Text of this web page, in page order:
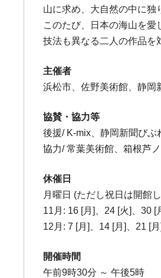
山に求め、大自然の中に独
このたび、日本の海山を
技法も異なる二人の作品を
主催者
浜松市、佐野美術館、静岡
協賛・協力等
後援/ K-mix、静岡新聞びぶ
協力/ 常葉美術館、箱根芦
休催日
月曜日 (ただし祝日は開館
11月: 16 [月]、24 [火]、30 [
12月: 7 [月]、14 [月]、21 [月]
開催時間
午前9時30分 ～ 午後5時